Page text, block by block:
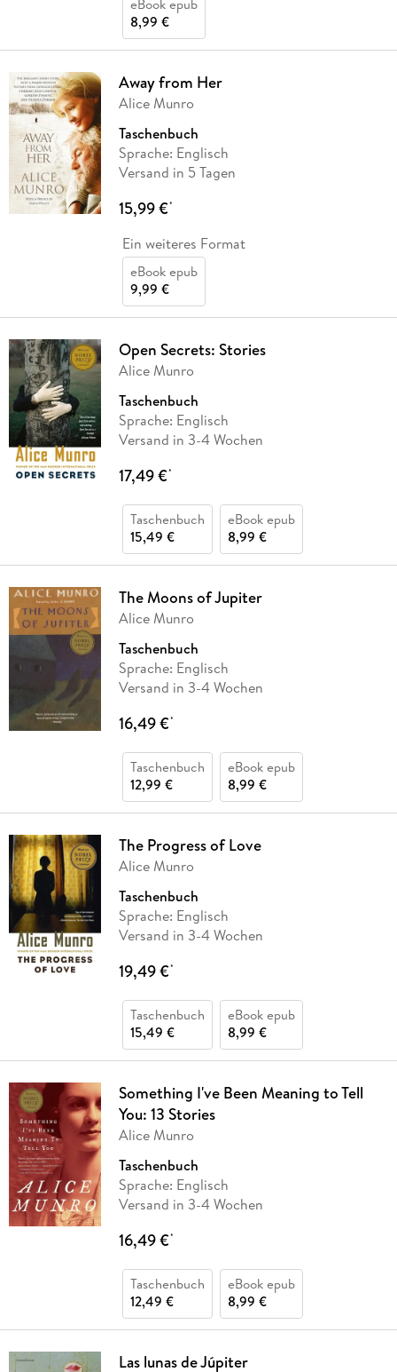
eBook epub
8,99 €
Away from Her
Alice Munro
Taschenbuch
Sprache: Englisch
Versand in 5 Tagen
15,99 €*
Ein weiteres Format
eBook epub
9,99 €
Open Secrets: Stories
Alice Munro
Taschenbuch
Sprache: Englisch
Versand in 3-4 Wochen
17,49 €*
Taschenbuch
15,49 €
eBook epub
8,99 €
The Moons of Jupiter
Alice Munro
Taschenbuch
Sprache: Englisch
Versand in 3-4 Wochen
16,49 €*
Taschenbuch
12,99 €
eBook epub
8,99 €
The Progress of Love
Alice Munro
Taschenbuch
Sprache: Englisch
Versand in 3-4 Wochen
19,49 €*
Taschenbuch
15,49 €
eBook epub
8,99 €
Something I've Been Meaning to Tell
You: 13 Stories
Alice Munro
Taschenbuch
Sprache: Englisch
Versand in 3-4 Wochen
16,49 €*
Taschenbuch
12,49 €
eBook epub
8,99 €
Las lunas de Júpiter